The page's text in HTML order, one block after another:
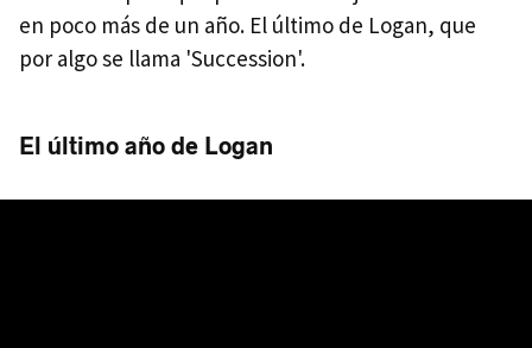
en poco más de un año. El último de Logan, que
por algo se llama 'Succession'.
El último año de Logan